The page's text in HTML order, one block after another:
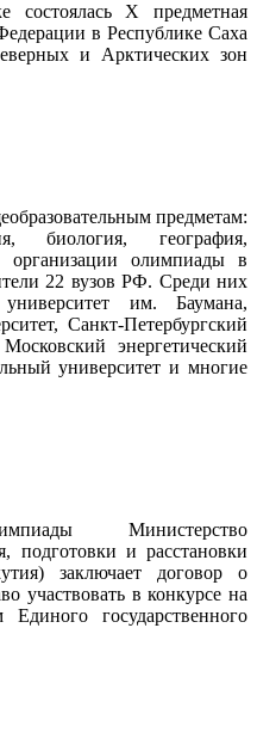
X предметная
в Республике Саха
и Арктических зон
предметам:
биология, география,
организации олимпиады в
22 вузов РФ. Среди них
им. Баумана,
Санкт-Петербургский
энергетический
университет и многие
Министерство
подготовки и расстановки
заключает договор о
участвовать в конкурсе на
государственного